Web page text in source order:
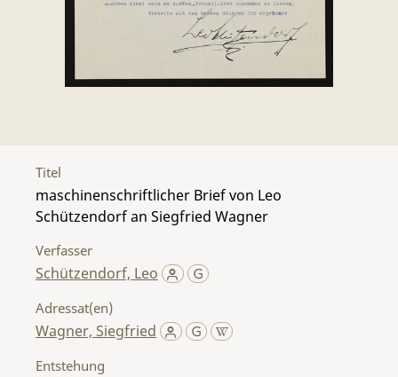
Titel
maschinenschriftlicher Brief von Leo
Schützendorf an Siegfried Wagner
Verfasser
Schützendorf, Leo
Adressat(en)
Wagner, Siegfried
Entstehung